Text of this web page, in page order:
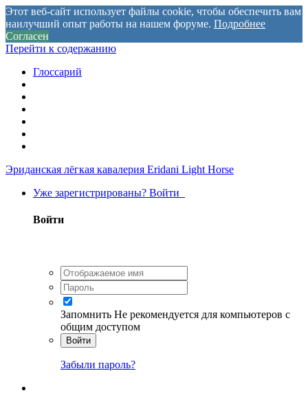
Этот веб-сайт использует файлы cookie, чтобы обеспечить вам
наилучший опыт работы на нашем форуме. Подробнее
Согласен
Перейти к содержанию
Глоссарий
Эриданская лёгкая кавалерия Eridani Light Horse
Уже зарегистрированы? Войти
Войти
Запомнить Не рекомендуется для компьютеров с
общим доступом
Войти
Забыли пароль?